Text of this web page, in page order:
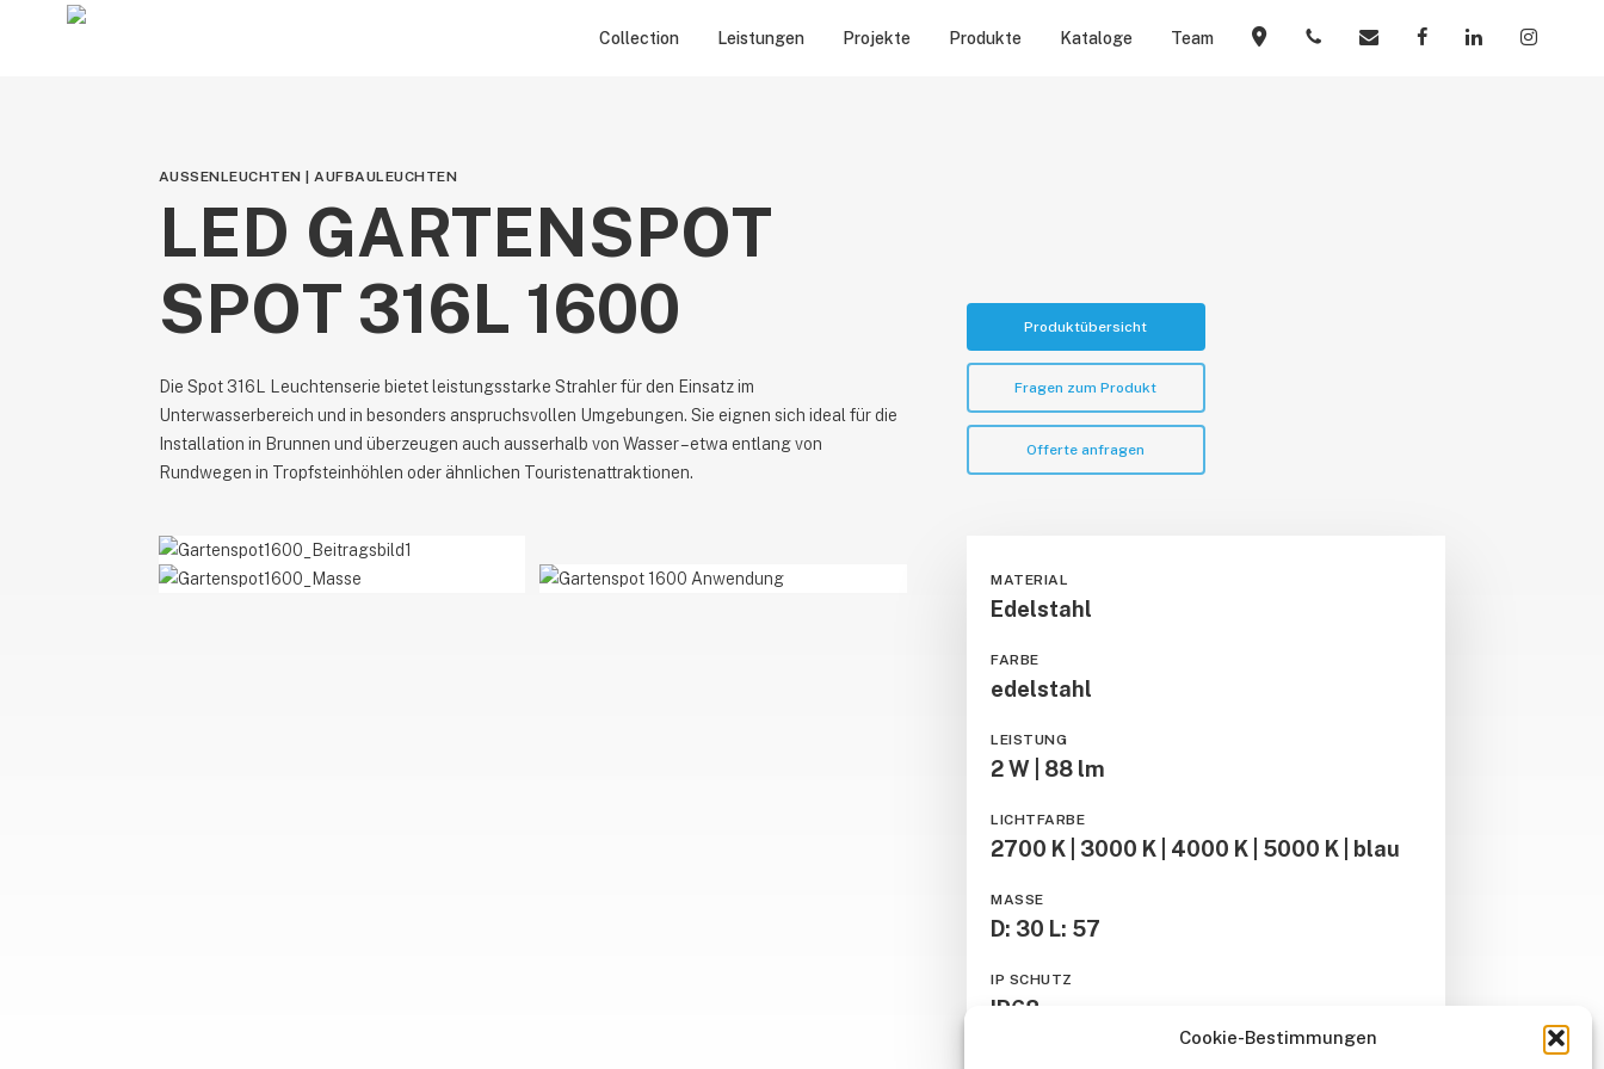
Cookie-Bestimmungen
Collection Leistungen Projekte Produkte Kataloge Team Kontakt Telefon FacebookLinkedin
AUSSENLEUCHTEN | AUFBAULEUCHTEN
LED GARTENSPOT
SPOT 316L 1600
Die Spot 316L Leuchtenserie bietet leistungsstarke Strahler für den Einsatz im
Unterwasserbereich und in besonders anspruchsvollen Umgebungen. Sie eignen sich ideal für die
Installation in Brunnen und überzeugen auch ausserhalb von Wasser – etwa entlang von
Rundwegen in Tropfsteinhöhlen oder ähnlichen Touristenattraktionen.
Produktübersicht
Fragen zum Produkt
Offerte anfragen
Gartenspot1600_Beitragsbild1
MATERIAL
Edelstahl
FARBE
edelstahl
LEISTUNG
2 W | 88 lm
LICHTFARBE
2700 K | 3000 K | 4000 K | 5000 K | blau
MASSE
D: 30 L: 57
IP SCHUTZ
IP68